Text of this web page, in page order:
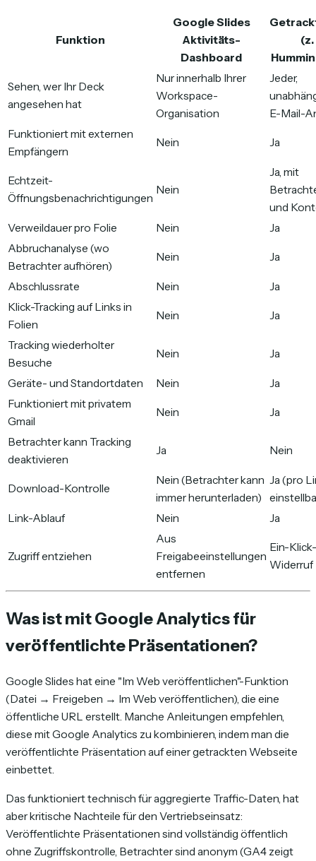
Funktion
Google Slides
Aktivitäts-
Dashboard
(z.
Sehen, wer Ihr Deck
angesehen hat
Nur innerhalb Ihrer
Workspace-
Organisation
Jeder,
E-Mail-
Funktioniert mit externen
Empfängern
Nein Ja
Echtzeit-
Öffnungsbenachrichtigungen
Nein
Ja, mit
und
Verweildauer pro Folie
Nein
Ja
Abbruchanalyse (wo
Betrachter aufhören)
Nein Ja
Abschlussrate Nein
Ja
Klick-Tracking auf Links in
Folien
Nein Ja
Tracking wiederholter
Besuche
Nein Ja
Geräte- und Standortdaten Nein
Ja
Funktioniert mit privatem
Gmail
Nein Ja
Betrachter kann Tracking
deaktivieren
Ja Nein
Download-Kontrolle
Nein (Betrachter kann
immer herunterladen)
Ja (pro
Link-Ablauf
Nein Ja
Zugriff entziehen
Aus
Freigabeeinstellungen
entfernen
Ein-Klick-
Widerruf
Was ist mit Google Analytics für
veröffentlichte Präsentationen?
Google Slides hat eine "Im Web veröffentlichen"-Funktion
(Datei → Freigeben → Im Web veröffentlichen), die eine
öffentliche URL erstellt. Manche Anleitungen empfehlen,
diese mit Google Analytics zu kombinieren, indem man die
veröffentlichte Präsentation auf einer getrackten Webseite
einbettet.
Das funktioniert technisch für aggregierte Traffic-Daten, hat
aber kritische Nachteile für den Vertriebseinsatz:
Veröffentlichte Präsentationen sind vollständig öffentlich
ohne Zugriffskontrolle, Betrachter sind anonym (GA4 zeigt